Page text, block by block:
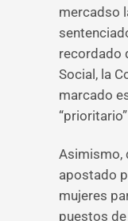
mercadso
recordado
Social, la
marcado
Asimismo,
apostado
mujeres
puestos